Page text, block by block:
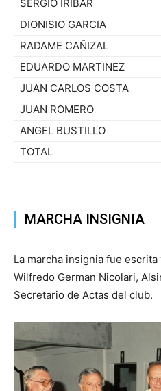
SERGIO IRIBAR
DIONISIO GARCIA
RADAME CAÑIZAL
EDUARDO MARTINEZ
JUAN CARLOS COSTA
JUAN ROMERO
ANGEL BUSTILLO
TOTAL
MARCHA INSIGNIA
La marcha insignia fue
Wilfredo German Nicolari,
Secretario de Actas del club.